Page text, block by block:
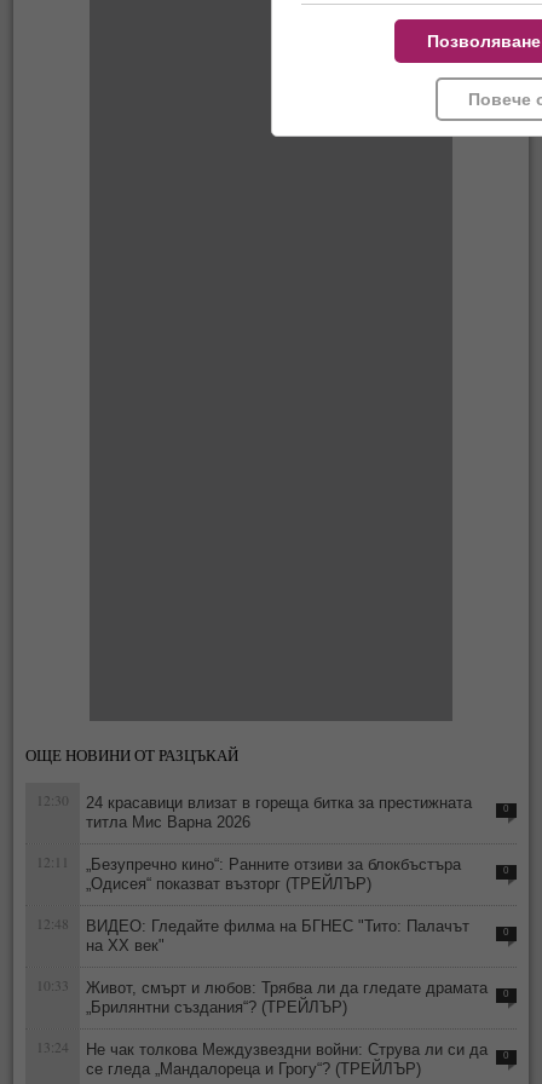
ОЩЕ НОВИНИ ОТ РАЗЦЪКАЙ
12:30
24 красавици влизат в гореща битка за престижната
титла Мис Варна 2026
0
12:11
„Безупречно кино“: Ранните отзиви за блокбъстъра
„Одисея“ показват възторг (ТРЕЙЛЪР)
0
12:48
ВИДЕО: Гледайте филма на БГНЕС "Тито: Палачът
на ХХ век"
0
10:33
Живот, смърт и любов: Трябва ли да гледате драмата
„Брилянтни създания“? (ТРЕЙЛЪР)
0
13:24
Не чак толкова Междузвездни войни: Струва ли си да
се гледа „Мандалореца и Грогу“? (ТРЕЙЛЪР)
0
Повече